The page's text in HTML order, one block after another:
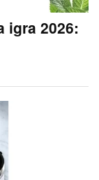
igra 2026: